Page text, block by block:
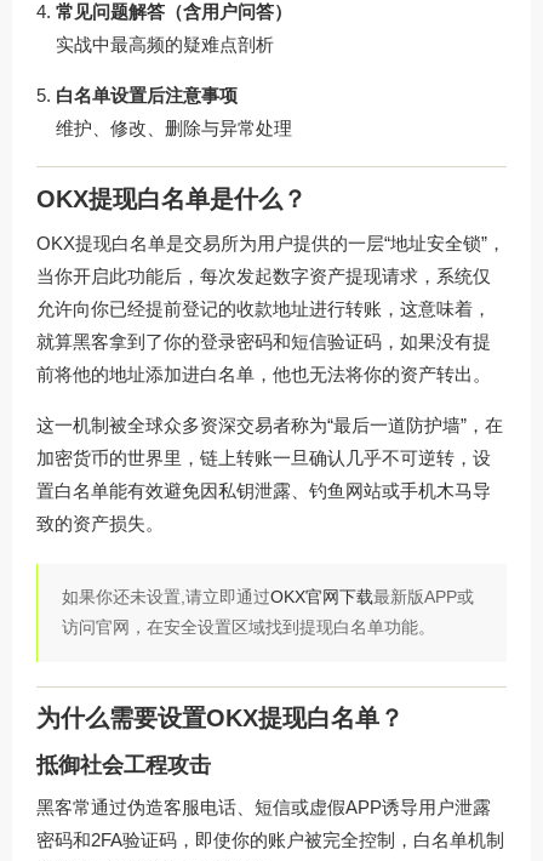
常见问题解答（含用户问答）
实战中最高频的疑难点剖析
白名单设置后注意事项
维护、修改、删除与异常处理
OKX提现白名单是什么？
OKX提现白名单是交易所为用户提供的一层“地址安全锁”，
当你开启此功能后，每次发起数字资产提现请求，系统仅
允许向你已经提前登记的收款地址进行转账，这意味着，
就算黑客拿到了你的登录密码和短信验证码，如果没有提
前将他的地址添加进白名单，他也无法将你的资产转出。
这一机制被全球众多资深交易者称为“最后一道防护墙”，在
加密货币的世界里，链上转账一旦确认几乎不可逆转，设
置白名单能有效避免因私钥泄露、钓鱼网站或手机木马导
致的资产损失。
如果你还未设置,请立即通过OKX官网下载最新版APP或
访问官网，在安全设置区域找到提现白名单功能。
为什么需要设置OKX提现白名单？
抵御社会工程攻击
黑客常通过伪造客服电话、短信或虚假APP诱导用户泄露
密码和2FA验证码，即使你的账户被完全控制，白名单机制